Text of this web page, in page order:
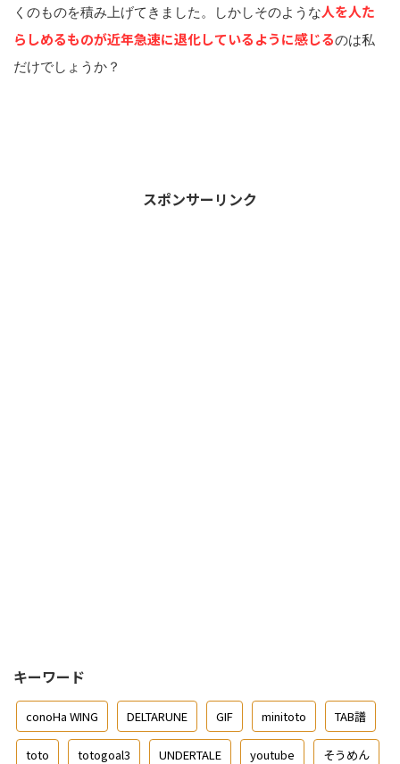
くのものを積み上げてきました。しかしそのような人を人た
らしめるものが近年急速に退化しているように感じるのは私
だけでしょうか？
スポンサーリンク
キーワード
conoHa WING DELTARUNE GIF minitoto TAB譜
toto totogoal3 UNDERTALE youtube そうめん